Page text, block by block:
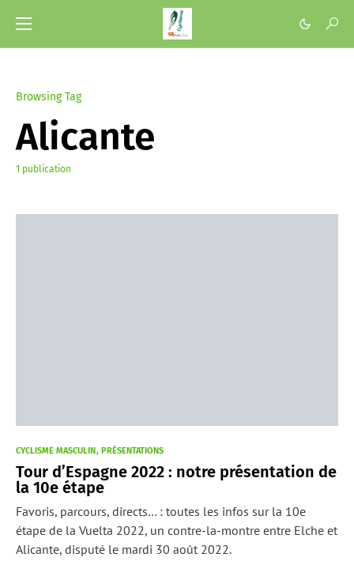
Browsing Tag
Alicante
1 publication
CYCLISME MASCULIN PRÉSENTATIONS
Tour d’Espagne 2022 : notre présentation de
la 10e étape
Favoris, parcours, directs… : toutes les infos sur la 10e
étape de la Vuelta 2022, un contre-la-montre entre Elche et
Alicante, disputé le mardi 30 août 2022.